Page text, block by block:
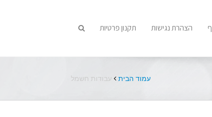
הצהרת נגישות תקנון פרטיות
עמוד הבית עבודות חשמל